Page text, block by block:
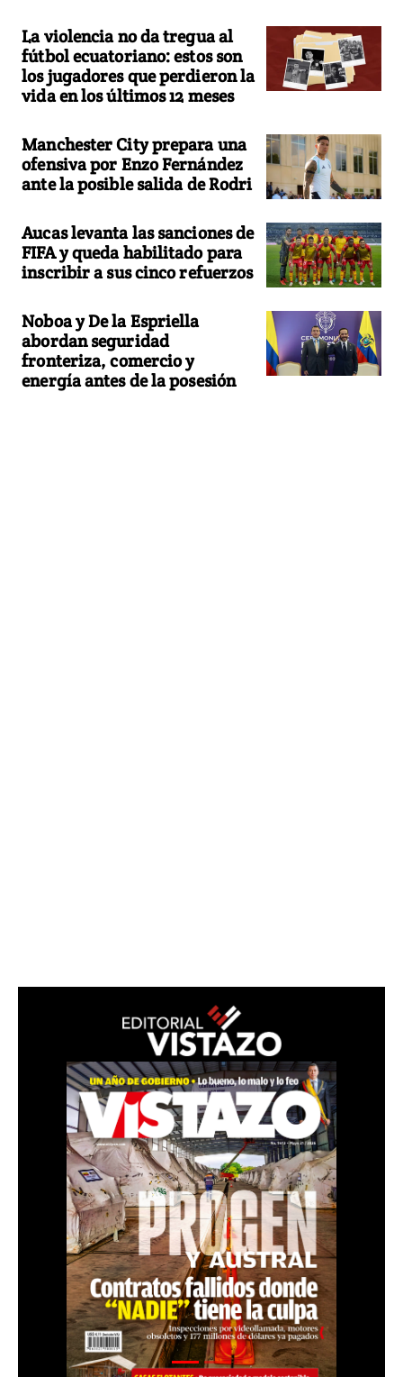
La violencia no da tregua al
fútbol ecuatoriano: estos son
los jugadores que perdieron la
vida en los últimos 12 meses
Manchester City prepara una
ofensiva por Enzo Fernández
ante la posible salida de Rodri
Aucas levanta las sanciones de
FIFA y queda habilitado para
inscribir a sus cinco refuerzos
Noboa y De la Espriella
abordan seguridad
fronteriza, comercio y
energía antes de la posesión